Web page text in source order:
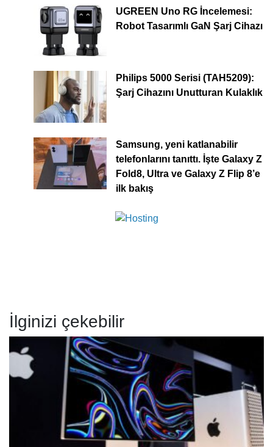
UGREEN Uno RG İncelemesi:
Robot Tasarımlı GaN Şarj Cihazı
Philips 5000 Serisi (TAH5209):
Şarj Cihazını Unutturan Kulaklık
Samsung, yeni katlanabilir
telefonlarını tanıttı. İşte Galaxy Z
Fold8, Ultra ve Galaxy Z Flip 8’e
ilk bakış
İlginizi çekebilir